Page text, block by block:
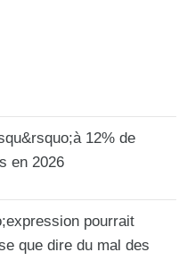
12% de
en 2026
pourrait
que dire du mal des